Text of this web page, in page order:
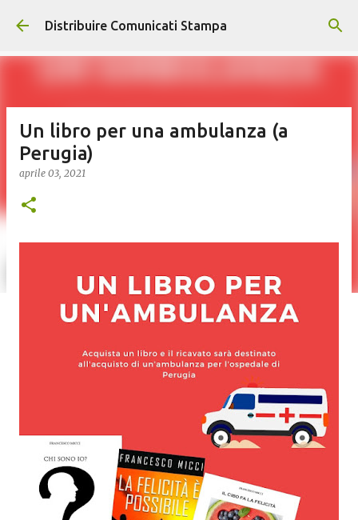
Passa ai contenuti principali
Distribuire Comunicati Stampa
Un libro per una ambulanza (a
Perugia)
aprile 03, 2021